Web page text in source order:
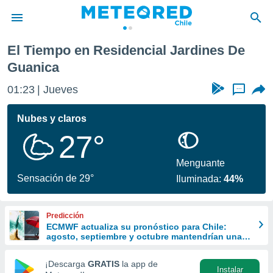
de
para
la
calidad.
a este
forma
digital
El Tiempo en Residencial Jardines De
Guanica
01:23 Jueves ...
Nubes y claros
27°
Sensación de 29°
Menguante
Iluminada:44%
Predicción
ECMWF actualiza su pronóstico para Chile:
agosto, septiembre y octubre mantendrían una
¡Descarga GRATIS la app de
Instalar